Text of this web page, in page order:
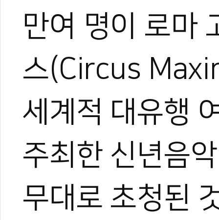
만여 명이 로마
스(Circus
세계적 대유행
주최한 신년음
무대로 초청된
#이탈리아 #이태리 #Italy #안젤로치토 #신년음악회 #2023
#태권도
#WT시범단
0